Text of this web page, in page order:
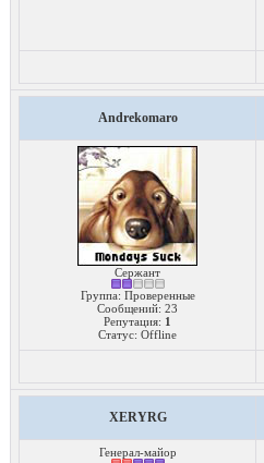
Andrekomaro
Сержант
Группа: Проверенные
Сообщений: 23
Репутация: 1
Статус: Offline
XERYRG
Генерал-майор